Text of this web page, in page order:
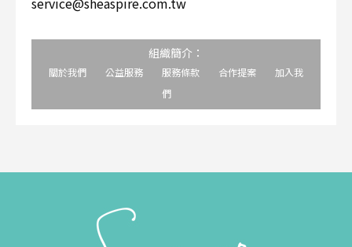
組織簡介：
關於我們 公益服務 服務條款 合作提案
加入我
們